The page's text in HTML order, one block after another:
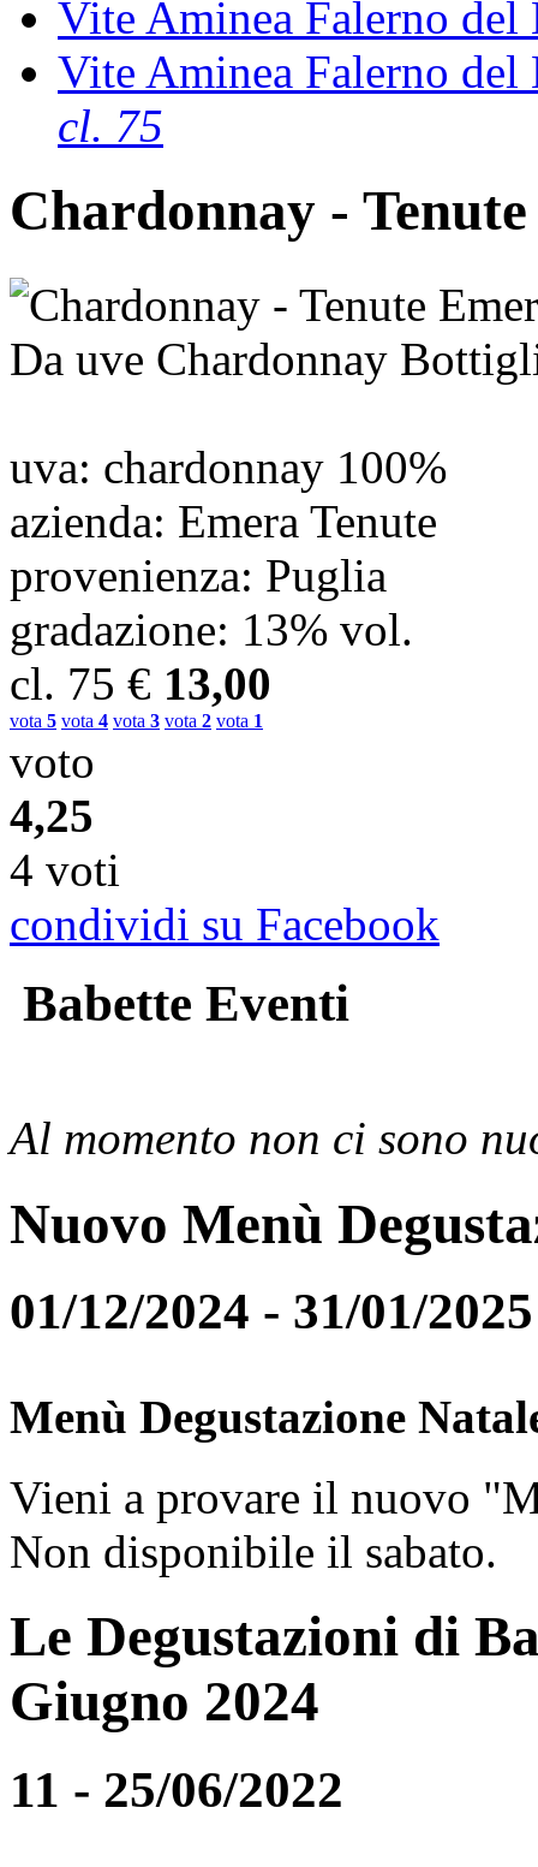
Vite Aminea Falerno del
Vite Aminea Falerno del
cl. 75
Chardonnay -
Da uve Chardonnay
uva: chardonnay 100%
azienda: Emera Tenute
provenienza: Puglia
gradazione: 13% vol.
cl. 75 € 13,00
vota 5 vota 4 vota 3 vota 2 vota 1
voto
4,25
4 voti
condividi su Facebook
Babette Eventi
Al momento non ci sono
Nuovo Menù
01/12/2024 - 31/01/2025
Menù Degustazione
Vieni a provare il nuovo
Non disponibile il sabato.
Le Degustazioni di
Giugno 2024
11 - 25/06/2022